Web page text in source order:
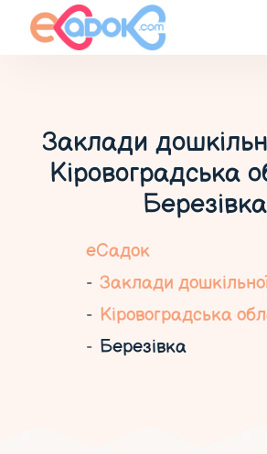
Заклади
Кіровоградська
Березівка
еСадок
Заклади
Кіровоградська
Березівка